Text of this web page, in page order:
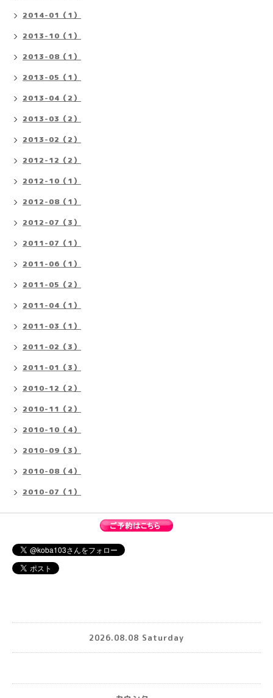
2014-01（1）
2013-10（1）
2013-08（1）
2013-05（1）
2013-04（2）
2013-03（2）
2013-02（2）
2012-12（2）
2012-10（1）
2012-08（1）
2012-07（3）
2011-07（1）
2011-06（1）
2011-05（2）
2011-04（1）
2011-03（1）
2011-02（3）
2011-01（3）
2010-12（2）
2010-11（2）
2010-10（4）
2010-09（3）
2010-08（4）
2010-07（1）
2026.08.08 Saturday